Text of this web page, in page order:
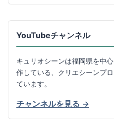
YouTubeチャンネル
キュリオシーンは福岡県を中
作している、クリエシーンプ
ています。
チャンネルを見る →